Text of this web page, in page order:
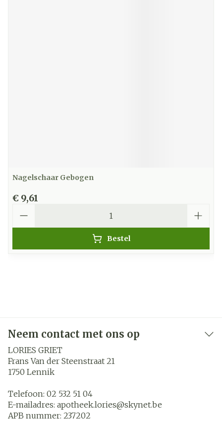
Nagelschaar Gebogen
€ 9,61
Bestel
Neem contact met ons op
LORIES GRIET
Frans Van der Steenstraat 21
1750 Lennik
Telefoon: 02 532 51 04
E-mailadres: apotheek.lories@skynet.be
APB nummer: 237202